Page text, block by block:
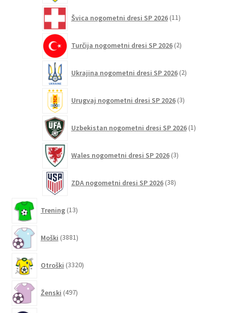
Švica nogometni dresi SP 2026 11izdelkov
Turčija nogometni dresi SP 2026 2izdelka
Ukrajina nogometni dresi SP 2026 2izdelka
Urugvaj nogometni dresi SP 2026 3izdelki
Uzbekistan nogometni dresi SP 2026 1izdelek
Wales nogometni dresi SP 2026 3izdelki
ZDA nogometni dresi SP 2026 38izdelkov
Trening 13izdelkov
Moški 3881izdelkov
Otroški 3320izdelkov
Ženski 497izdelkov